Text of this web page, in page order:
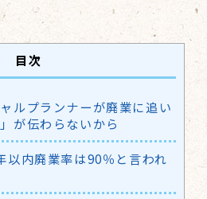
目次
ルプランナーが廃業に追い
が伝わらないから
以内廃業率は90％と言われ